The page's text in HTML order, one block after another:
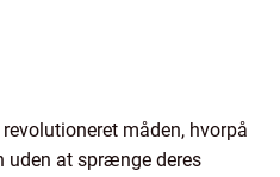
måden, hvorpå
uden at sprænge deres